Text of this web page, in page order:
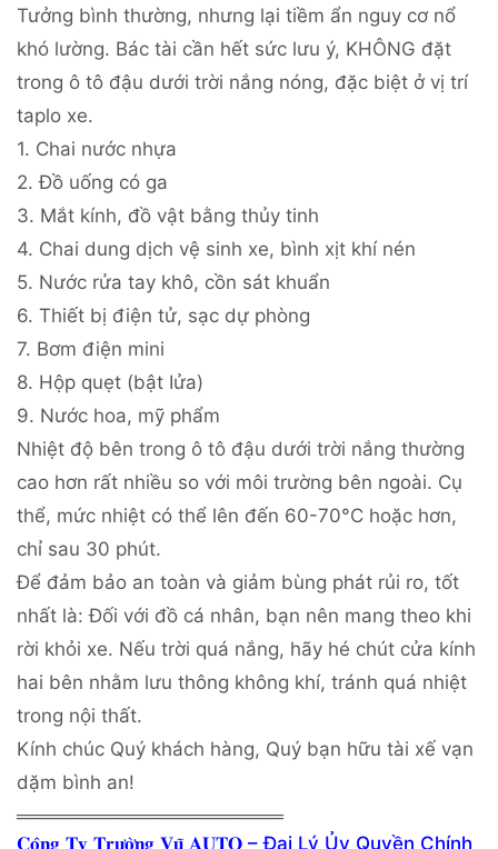
Tưởng bình thường, nhưng lại tiềm ẩn nguy cơ nổ
khó lường. Bác tài cần hết sức lưu ý, KHÔNG đặt
trong ô tô đậu dưới trời nắng nóng, đặc biệt ở vị trí
taplo xe.
1. Chai nước nhựa
2. Đồ uống có ga
3. Mắt kính, đồ vật bằng thủy tinh
4. Chai dung dịch vệ sinh xe, bình xịt khí nén
5. Nước rửa tay khô, cồn sát khuẩn
6. Thiết bị điện tử, sạc dự phòng
7. Bơm điện mini
8. Hộp quẹt (bật Iửa)
9. Nước hoa, mỹ phẩm
Nhiệt độ bên trong ô tô đậu dưới trời nắng thường
cao hơn rất nhiều so với môi trường bên ngoài. Cụ
thể, mức nhiệt có thể lên đến 60-70°C hoặc hơn,
chỉ sau 30 phút.
Để đảm bảo an toàn và giảm bùng phát rủi ro, tốt
nhất là: Đối với đồ cá nhân, bạn nên mang theo khi
rời khỏi xe. Nếu trời quá nắng, hãy hé chút cửa kính
hai bên nhằm lưu thông không khí, tránh quá nhiệt
trong nội thất.
Kính chúc Quý khách hàng, Quý bạn hữu tài xế vạn
dặm bình an!
════════════════════
𝐂𝐨̂𝐧𝐠 𝐓𝐲 𝐓𝐫𝐮̛𝐨̛̀𝐧𝐠 𝐕𝐮̃ 𝐀𝐔𝐓𝐎 – Đại Lý Ủy Quyền Chính